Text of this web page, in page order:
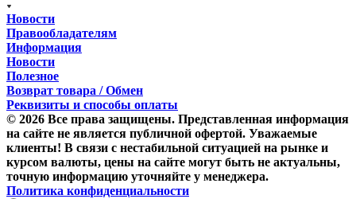
Новости
Правообладателям
Информация
Новости
Полезное
Возврат товара / Обмен
Реквизиты и способы оплаты
© 2026 Все права защищены. Представленная информация
на сайте не является публичной офертой. Уважаемые
клиенты! В связи с нестабильной ситуацией на рынке и
курсом валюты, цены на сайте могут быть не актуальны,
точную информацию уточняйте у менеджера.
Политика конфиденциальности